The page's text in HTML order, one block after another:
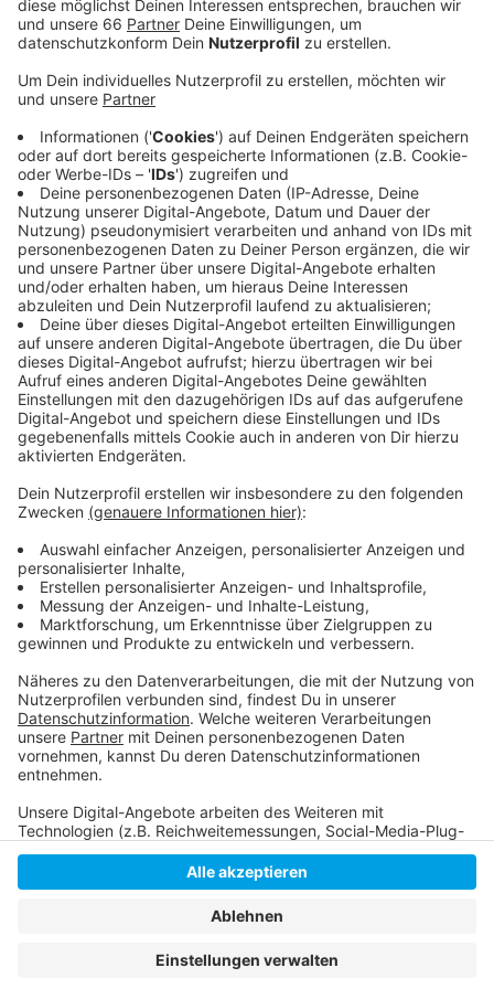
Veröffentlicht:Freitag, 18.09.2020 16:02
Anzeige
Auch die Zahl der aktiven Corona-Fälle nimmt weiter
zu. Sie liegt mittlerweile bei 115 - ein Plus von 15 im
Vergleich zu letzten Daten, die wir vom
Gesundheitsamt bekommen haben. Aktuell werden 13
Menschen im Krankenhaus behandelt. Der Sieben-
Tage-Wert hat sich kaum verändert (18,4).
Unsere Corona-Sonderseite mit allen wichtigen Infos
rund um das Virus in Düsseldorf und weltweit
Offizielle Meldung der Stadt dazu
Anzeige